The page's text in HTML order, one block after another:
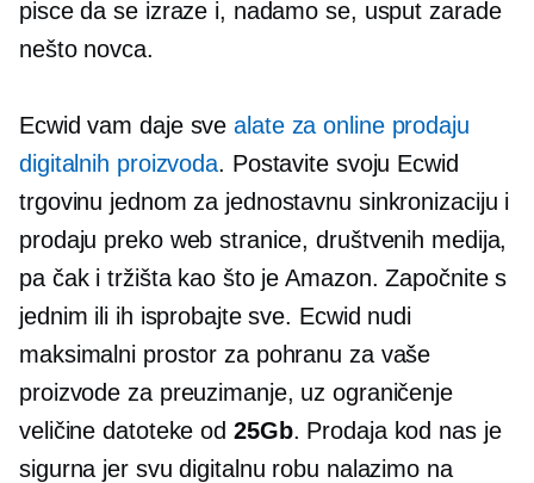
pisce da se izraze i, nadamo se, usput zarade
nešto novca.
Ecwid vam daje svealate za online prodaju
digitalnih proizvoda. Postavite svoju Ecwid
trgovinu jednom za jednostavnu sinkronizaciju i
prodaju preko web stranice, društvenih medija,
pa čak i tržišta kao što je Amazon. Započnite s
jednim ili ih isprobajte sve. Ecwid nudi
maksimalni prostor za pohranu za vaše
proizvode za preuzimanje, uz ograničenje
veličine datoteke od 25Gb. Prodaja kod nas je
sigurna jer svu digitalnu robu nalazimo na